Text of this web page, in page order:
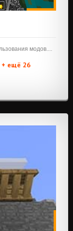
модов....
+ ещё 26